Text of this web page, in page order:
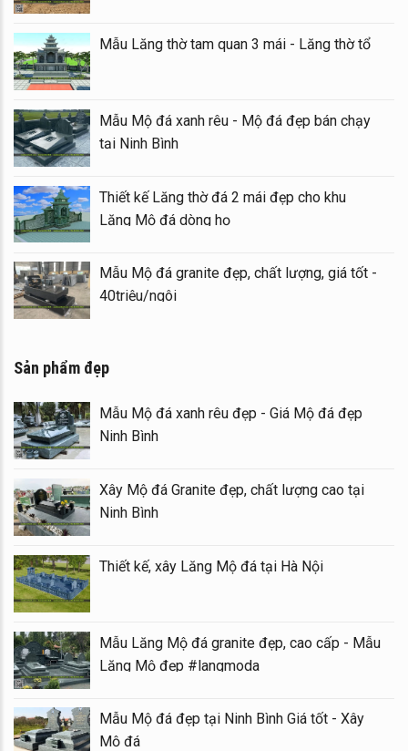
Mẫu Lăng thờ tam quan 3 mái - Lăng thờ tổ
Mẫu Mộ đá xanh rêu - Mộ đá đẹp bán chạy
tại Ninh Bình
Thiết kế Lăng thờ đá 2 mái đẹp cho khu
Lăng Mộ đá dòng họ
Mẫu Mộ đá granite đẹp, chất lượng, giá tốt -
40triệu/ngôi
Sản phẩm đẹp
Mẫu Mộ đá xanh rêu đẹp - Giá Mộ đá đẹp
Ninh Bình
Xây Mộ đá Granite đẹp, chất lượng cao tại
Ninh Bình
Thiết kế, xây Lăng Mộ đá tại Hà Nội
Mẫu Lăng Mộ đá granite đẹp, cao cấp - Mẫu
Lăng Mộ đẹp #langmoda
Mẫu Mộ đá đẹp tại Ninh Bình Giá tốt - Xây
Mộ đá